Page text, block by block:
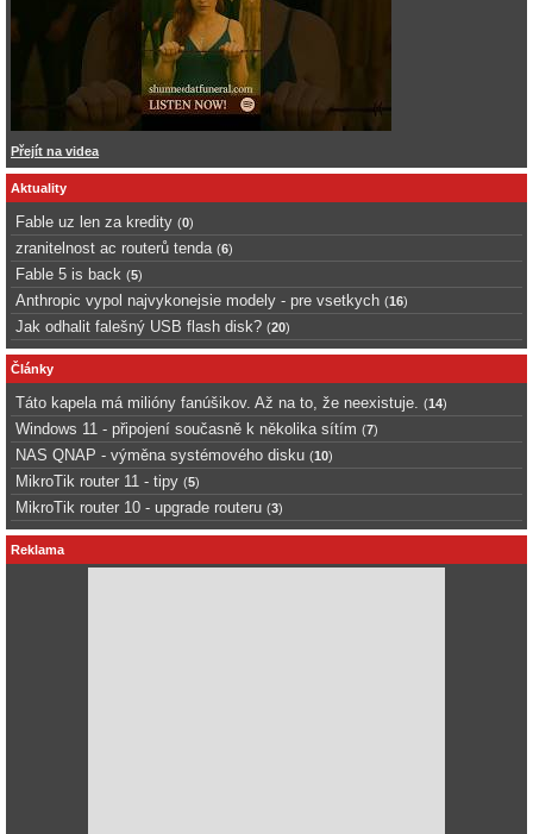
Přejít na videa
Aktuality
Fable uz len za kredity (0)
zranitelnost ac routerů tenda (6)
Fable 5 is back (5)
Anthropic vypol najvykonejsie modely - pre vsetkych (16)
Jak odhalit falešný USB flash disk? (20)
Články
Táto kapela má milióny fanúšikov. Až na to, že neexistuje. (14)
Windows 11 - připojení současně k několika sítím (7)
NAS QNAP - výměna systémového disku (10)
MikroTik router 11 - tipy (5)
MikroTik router 10 - upgrade routeru (3)
Reklama